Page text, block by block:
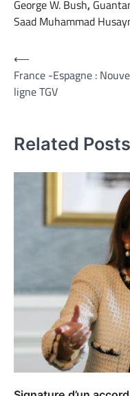
George W. Bush,
Saad Muhammad
Navigation
de
l’article
⟵
France -Espagne :
ligne TGV
Related Posts